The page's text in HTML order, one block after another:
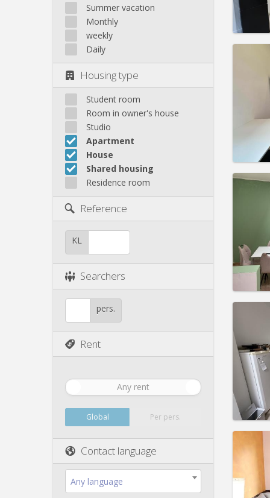
Summer vacation
Monthly
weekly
Daily
Housing type
Student room
Room in owner's house
Studio
Apartment
House
Shared housing
Residence room
Reference
KL
Searchers
pers.
Rent
Any rent
Global Per pers.
Contact language
Any language
Rent:
Rent:
Charges: